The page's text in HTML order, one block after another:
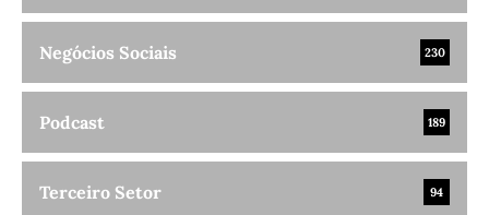
Negócios Sociais 230
Podcast 189
Terceiro Setor 94